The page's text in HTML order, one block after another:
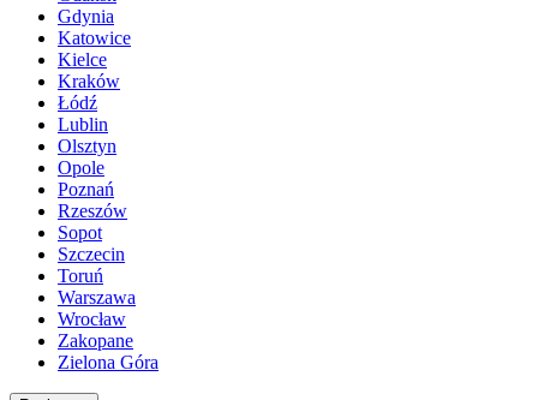
Gdynia
Katowice
Kielce
Kraków
Łódź
Lublin
Olsztyn
Opole
Poznań
Rzeszów
Sopot
Szczecin
Toruń
Warszawa
Wrocław
Zakopane
Zielona Góra